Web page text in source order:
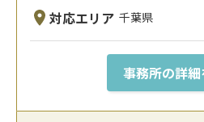
対応エリア 千葉県
事務所の詳細